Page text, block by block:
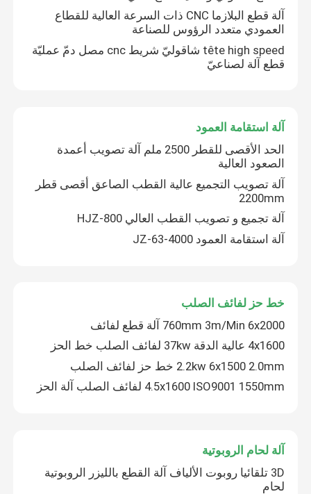
آلة قطع البلازما CNC ذات السرعة العالية للقطاع
العمودي متعدد الرؤوس للصناعة
tête high speed شاقوليّ شريط cnc مصل دمّ عمليّة
قطع آلة لصناعيّ
آلة استقامة العمود
الحد الأقصى للقطر 2500 ملم آلة تصويب أعمدة
الصعود العالية
آلة تصويب التجميع عالية القطب الصاعق أقصى قطر
2200mm
آلة تجميع و تصويب القطب العالي HJZ-800
آلة استقامة العمود JZ-63-4000
خط حز لفائف الصلب
760mm 3m/Min 6x2000 آلة قطع لفائف
4x1600 عالية الدقة 37kw لفائف الصلب خط الحز
2.2kw 6x1500 2.0mm خط حز لفائف الصلب
4.5x1600 ISO9001 1550mm لفائف الصلب آلة الحز
آلة لحام الروبوتية
3D تلقائيا روبوت الألياف آلة القطع بالليزر الروبوتية
لحام